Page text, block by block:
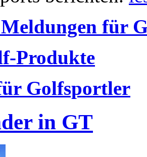
für
Produkte
Golfsportler
in GT